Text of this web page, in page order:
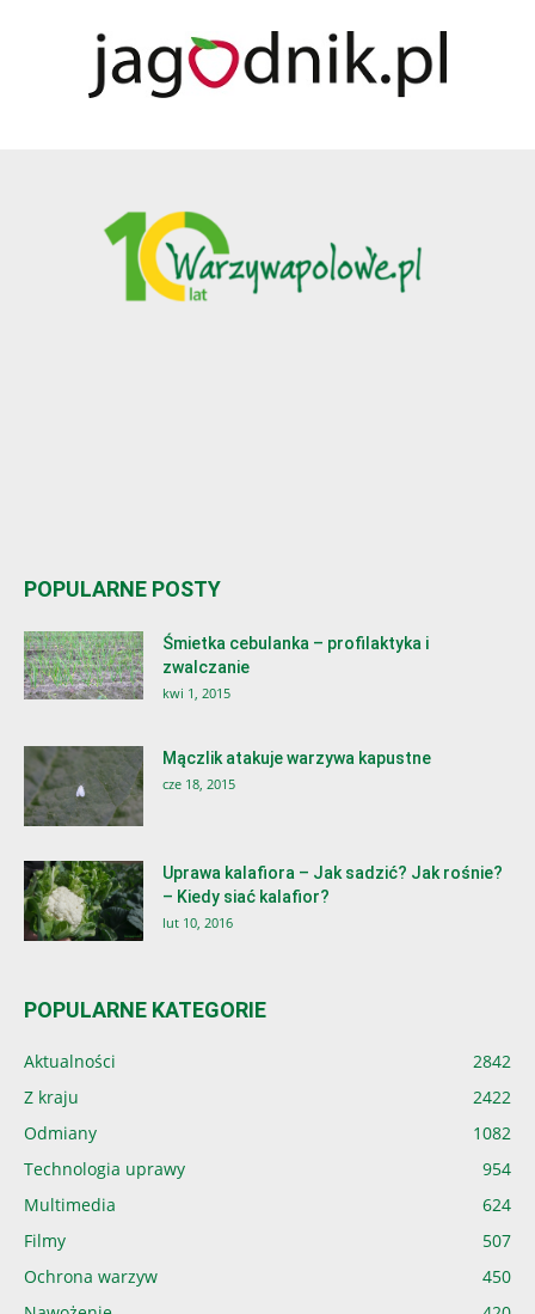
POPULARNE POSTY
Śmietka cebulanka – profilaktyka i
zwalczanie
kwi 1, 2015
Mączlik atakuje warzywa kapustne
cze 18, 2015
Uprawa kalafiora – Jak sadzić? Jak rośnie?
– Kiedy siać kalafior?
lut 10, 2016
POPULARNE KATEGORIE
Aktualności
2842
Z kraju
2422
Odmiany
1082
Technologia uprawy
954
Multimedia
624
Filmy
507
Ochrona warzyw
450